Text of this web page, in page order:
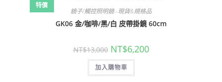
特價
鏡子/觸控照明鏡--現貨&規格品
GK06 金/咖啡/黑/白 皮帶掛鏡 60cm
NT$13,000 原
始
價
格：
NT$13,000。
NT$6,200目
前
加入購物車